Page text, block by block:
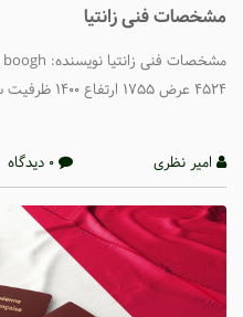
مشخصات فنی زانتیا
۴۵۲۴ عرض ۱۷۵۵ ارتفاع ۱۴۰۰ ظرفیت سرنشین ۴ سیستم…
امیر نظری 0 دیدگاه